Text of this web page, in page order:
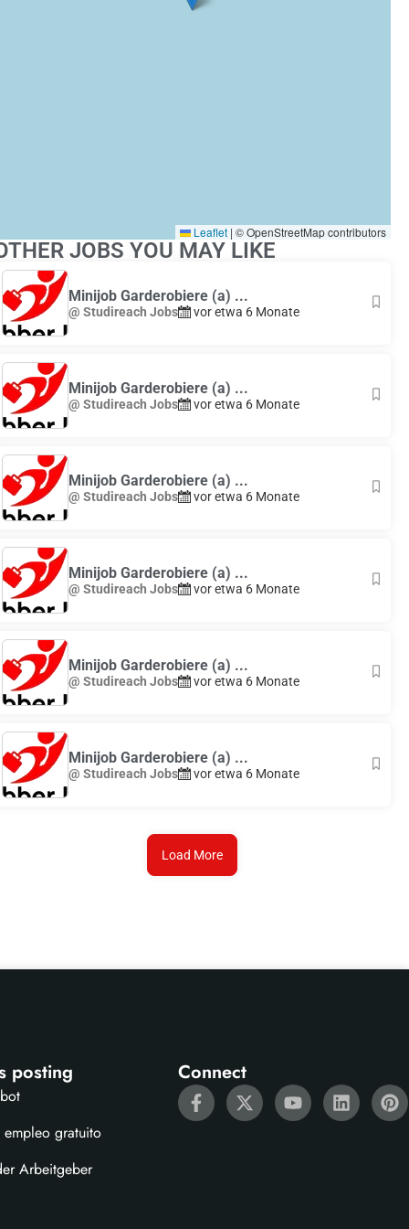
Leaflet | © OpenStreetMap contributors
JOBS YOU MAY LIKE
Minijob Garderobiere (a) ...
@ Studireach Jobs vor etwa 6 Monate
Minijob Garderobiere (a) ...
@ Studireach Jobs vor etwa 6 Monate
Minijob Garderobiere (a) ...
@ Studireach Jobs vor etwa 6 Monate
Minijob Garderobiere (a) ...
@ Studireach Jobs vor etwa 6 Monate
Minijob Garderobiere (a) ...
@ Studireach Jobs vor etwa 6 Monate
Minijob Garderobiere (a) ...
@ Studireach Jobs vor etwa 6 Monate
Load More
posting
gratuito
Arbeitgeber
Connect